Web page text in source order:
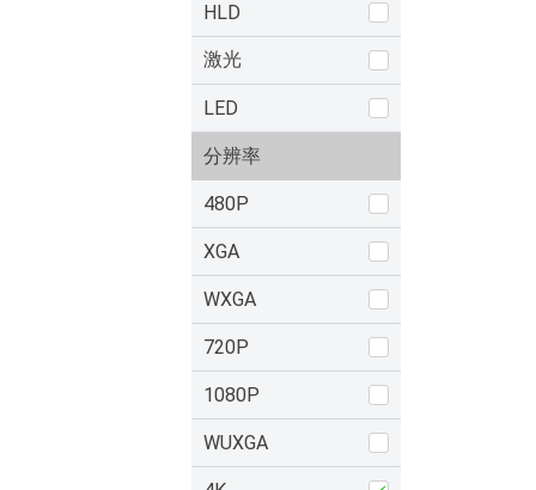
HLD
激光
LED
分辨率
480P
XGA
WXGA
720P
1080P
WUXGA